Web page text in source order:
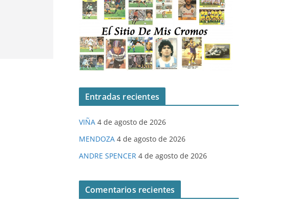
Entradas recientes
VIÑA 4 de agosto de 2026
MENDOZA 4 de agosto de 2026
ANDRE SPENCER 4 de agosto de 2026
Comentarios recientes